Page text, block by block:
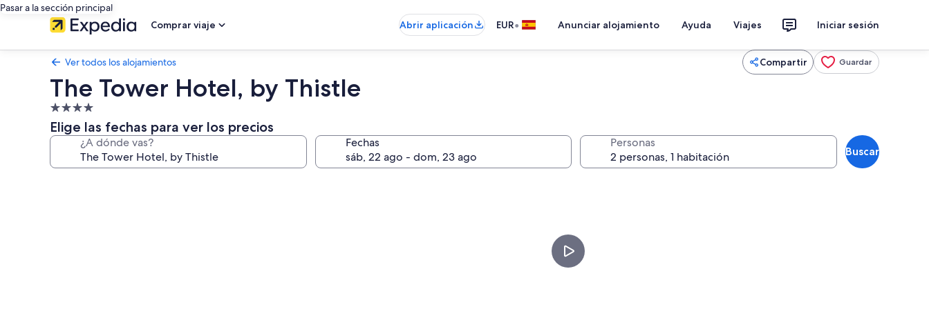
Pasar a la sección principal
Comprar viaje
Abrir aplicación EUR• Anunciar alojamiento Ayuda Viajes Iniciar sesión
Ver todos los alojamientos Compartir Guardar
The Tower Hotel, by Thistle
Alojamiento
de
4.0 estrellas
Elige las fechas para ver los precios
¿A dónde vas? Fechas Personas
Buscar